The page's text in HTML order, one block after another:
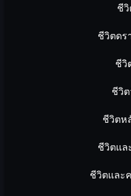
ชี
ชีวิตดร
ชีวิ
ชีวิต
ชีวิตห
ชีวิตแล
ชีวิตและ